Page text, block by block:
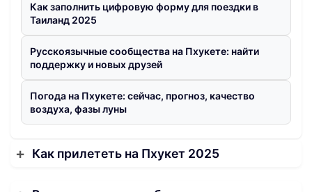
Как заполнить цифровую форму для поездки в
Таиланд 2025
Русскоязычные сообщества на Пхукете: найти
поддержку и новых друзей
Погода на Пхукете: сейчас, прогноз, качество
воздуха, фазы луны
Как прилететь на Пхукет 2025